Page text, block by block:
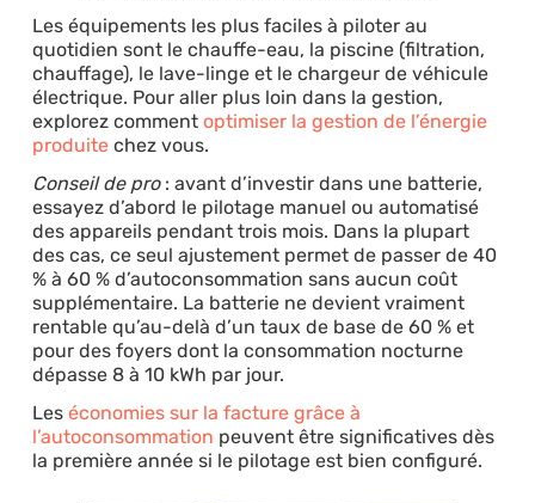
Les équipements les plus faciles à piloter au
quotidien sont le chauffe-eau, la piscine (filtration,
chauffage), le lave-linge et le chargeur de véhicule
électrique. Pour aller plus loin dans la gestion,
explorez comment optimiser la gestion de l’énergie
produitechez vous.
Conseil de pro: avant d’investir dans une batterie,
essayez d’abord le pilotage manuel ou automatisé
des appareils pendant trois mois. Dans la plupart
des cas, ce seul ajustement permet de passer de 40
% à 60 % d’autoconsommation sans aucun coût
supplémentaire. La batterie ne devient vraiment
rentable qu’au-delà d’un taux de base de 60 % et
pour des foyers dont la consommation nocturne
dépasse 8 à 10 kWh par jour.
Les économies sur la facture grâce à
l’autoconsommation peuvent être significatives dès
la première année si le pilotage est bien configuré.